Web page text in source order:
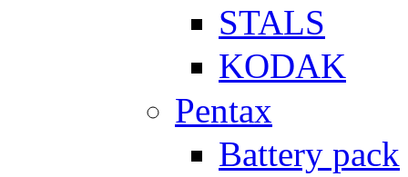
STALS
KODAK
Pentax
Battery pack